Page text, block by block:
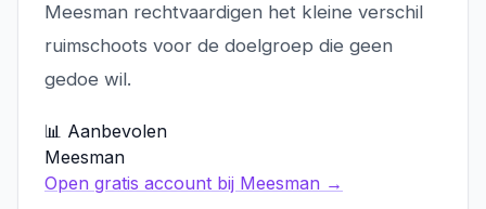
Meesman rechtvaardigen het kleine verschil
ruimschoots voor de doelgroep die geen
gedoe wil.
📊 Aanbevolen
Meesman
Open gratis account bij Meesman →